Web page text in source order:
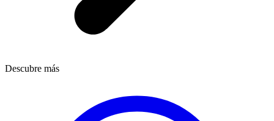
Descubre más